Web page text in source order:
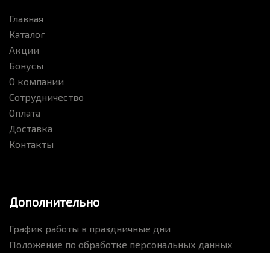
Главная
Каталог
Акции
Бонусы
О компании
Сотрудничество
Оплата
Доставка
Контакты
Дополнительно
График работы в праздничные дни
Положение по обработке персональных данных